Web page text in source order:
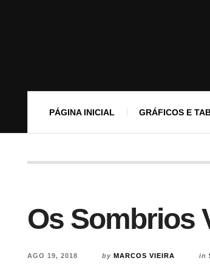
PÁGINA INICIAL GRÁFICOS E
Os Sombrios
AGO 19, 2018 by MARCOS VIEIRA in